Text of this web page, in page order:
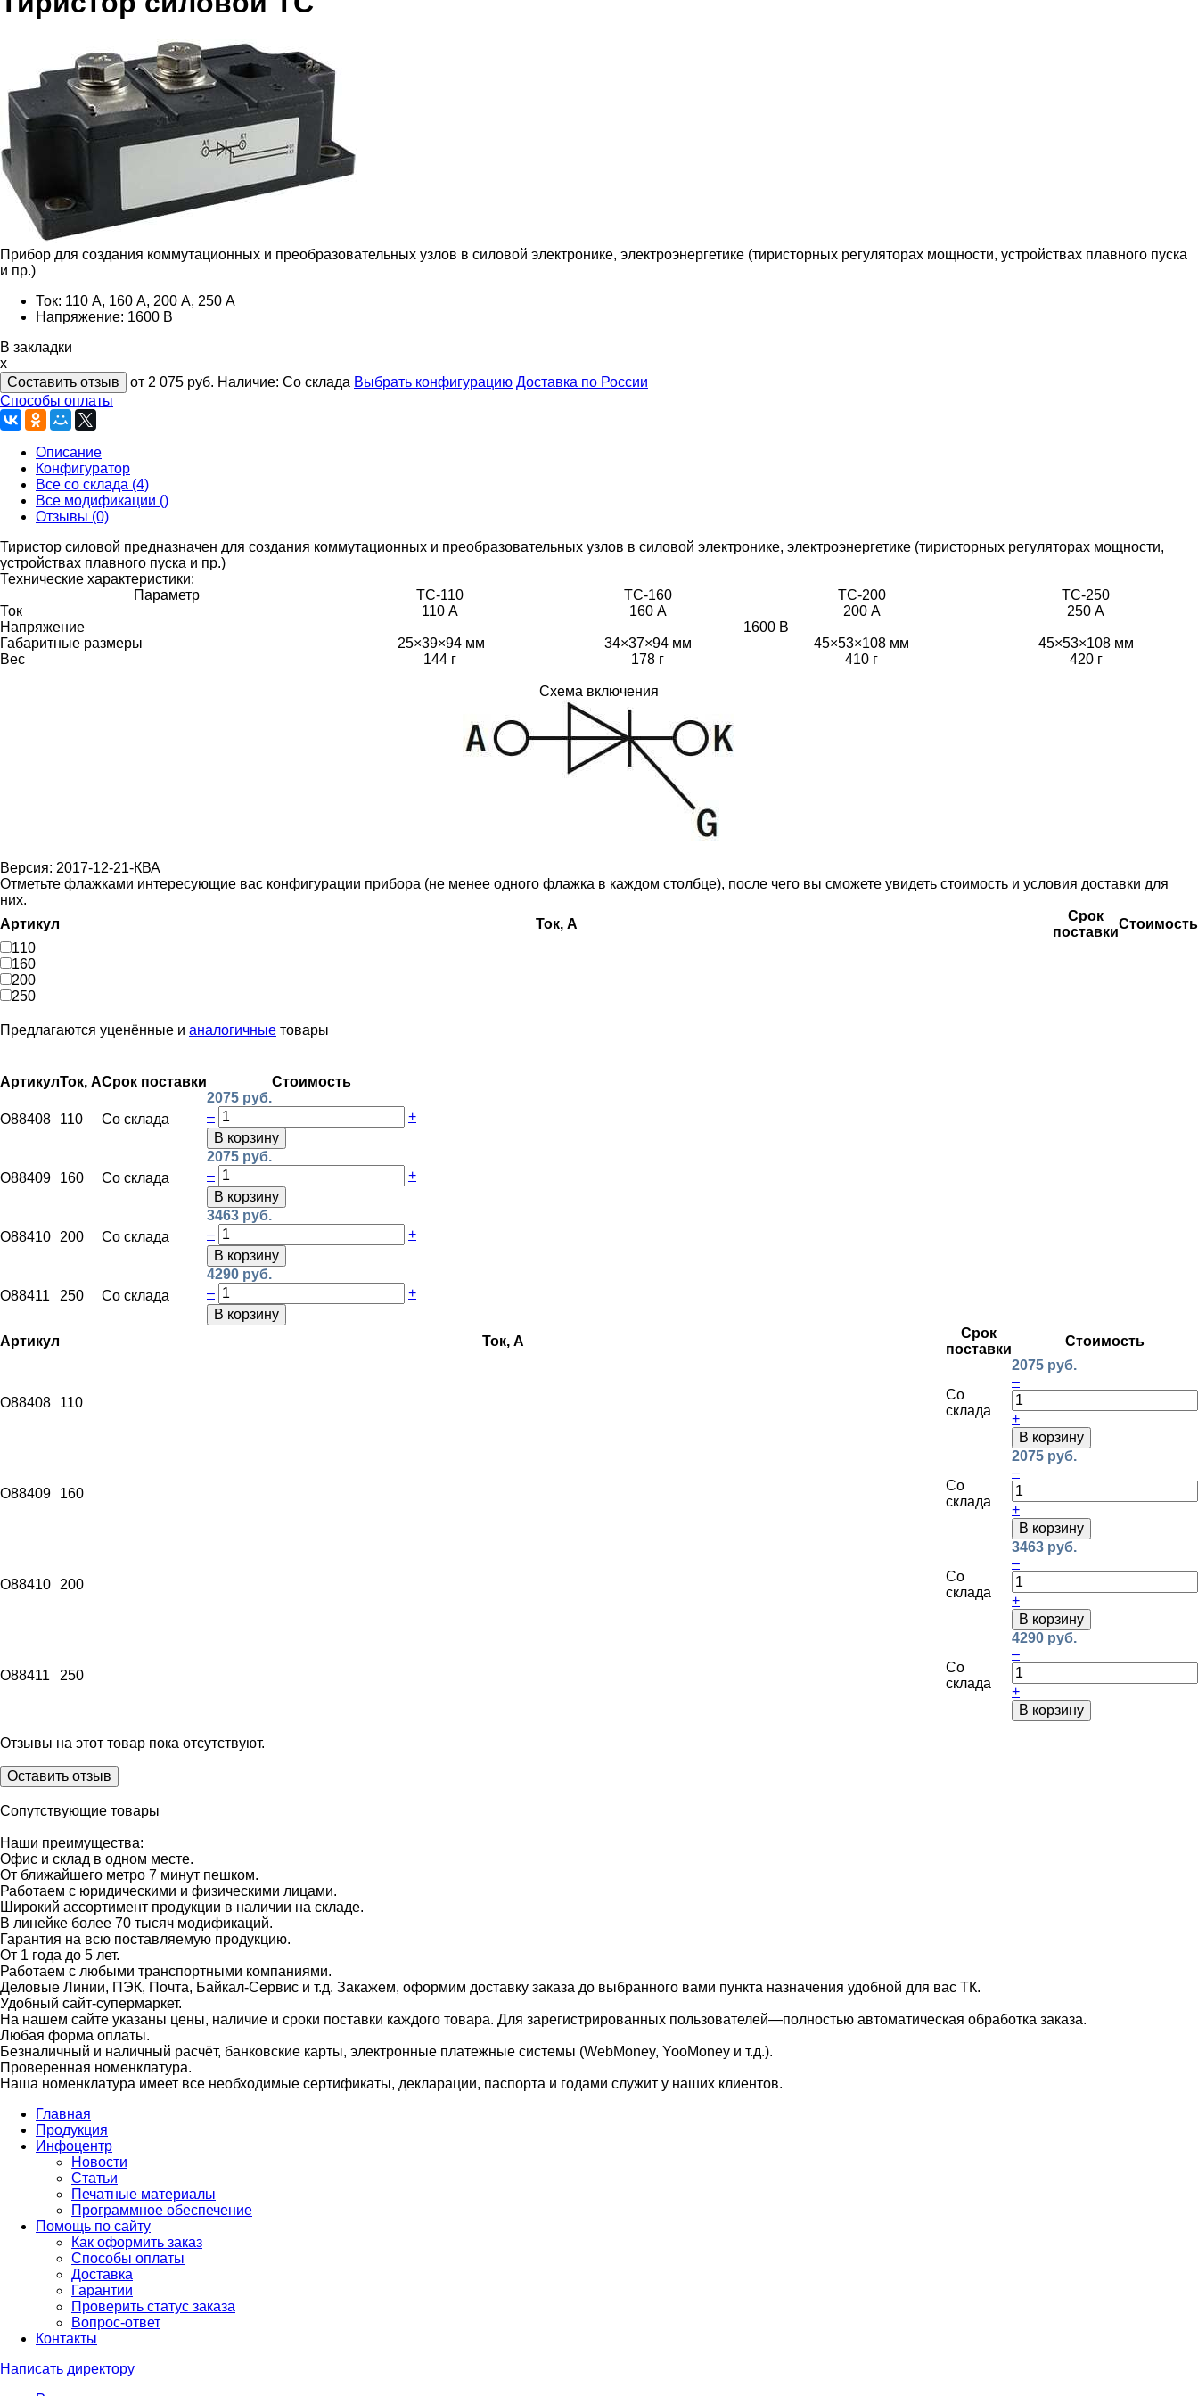
Прибор для создания коммутационных и преобразовательных узлов в силовой электронике, электроэнергетике (тиристорных регуляторах мощности, устройствах плавного пуска
и пр.)
Ток: 110 А, 160 А, 200 А, 250 А
Напряжение: 1600 В
В закладки
x
Составить отзыв
от 2 075 руб. Наличие: Со склада Выбрать конфигурацию Доставка по России
Способы оплаты
Описание
Конфигуратор
Все со склада (4)
Все модификации ()
Отзывы (0)
Тиристор силовой предназначен для создания коммутационных и преобразовательных узлов в силовой электронике, электроэнергетике (тиристорных регуляторах мощности,
устройствах плавного пуска и пр.)
Технические характеристики:
Параметр
ТС-110 ТС-160 ТС-200
ТС-250
Ток
110 А 160 А 200 А
250 А
Напряжение
1600 В
Габаритные размеры
25×39×94 мм 34×37×94 мм 45×53×108 мм
45×53×108 мм
Вес
144 г 178 г 410 г 420 г
Схема включения
Версия: 2017-12-21-КВА
Отметьте флажками интересующие вас конфигурации прибора (не менее одного флажка в каждом столбце), после чего вы сможете увидеть стоимость и условия доставки для
них.
Артикул
Ток, А
Срок
поставки
Стоимость
110
160
200
250
Предлагаются уценённые и аналогичные товары
АртикулТок, АСрок поставки Стоимость
O88408 110 Со склада
2075 руб.
–
+
В корзину
O88409 160 Со склада
2075 руб.
–
+
В корзину
O88410 200 Со склада
3463 руб.
–
+
В корзину
O88411 250 Со склада
4290 руб.
–
+
В корзину
Артикул
Ток, А
Срок
поставки
Стоимость
O88408 110
Со
склада
2075 руб.
–
+
В корзину
O88409 160
Со
склада
2075 руб.
–
+
В корзину
O88410 200
Со
склада
3463 руб.
–
+
В корзину
O88411 250
Со
склада
4290 руб.
–
+
В корзину
Отзывы на этот товар пока отсутствуют.
Оставить отзыв
Сопутствующие товары
Наши преимущества:
Офис и склад в одном месте.
От ближайшего метро 7 минут пешком.
Работаем с юридическими и физическими лицами.
Широкий ассортимент продукции в наличии на складе.
В линейке более 70 тысяч модификаций.
Гарантия на всю поставляемую продукцию.
От 1 года до 5 лет.
Работаем с любыми транспортными компаниями.
Деловые Линии, ПЭК, Почта, Байкал-Сервис и т.д. Закажем, оформим доставку заказа до выбранного вами пункта назначения удобной для вас ТК.
Удобный сайт-супермаркет.
На нашем сайте указаны цены, наличие и сроки поставки каждого товара. Для зарегистрированных пользователей—полностью автоматическая обработка заказа.
Любая форма оплаты.
Безналичный и наличный расчёт, банковские карты, электронные платежные системы (WebMoney, YooMoney и т.д.).
Проверенная номенклатура.
Наша номенклатура имеет все необходимые сертификаты, декларации, паспорта и годами служит у наших клиентов.
Главная
Продукция
Инфоцентр
Новости
Статьи
Печатные материалы
Программное обеспечение
Помощь по сайту
Как оформить заказ
Способы оплаты
Доставка
Гарантии
Проверить статус заказа
Вопрос-ответ
Контакты
Написать директору